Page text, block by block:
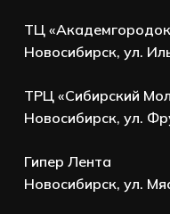
ТЦ
Новосибирск, ул.
ТРЦ «Сибирский
Новосибирск, ул.
Гипер Лента
Новосибирск, ул.